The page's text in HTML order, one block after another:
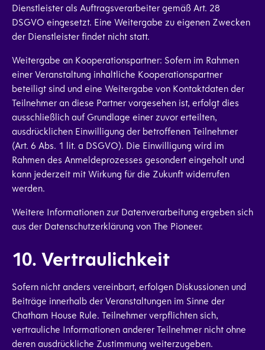
Dienstleister als Auftragsverarbeiter gemäß Art. 28
DSGVO eingesetzt. Eine Weitergabe zu eigenen Zwecken
der Dienstleister findet nicht statt.
Weitergabe an Kooperationspartner: Sofern im Rahmen
einer Veranstaltung inhaltliche Kooperationspartner
beteiligt sind und eine Weitergabe von Kontaktdaten der
Teilnehmer an diese Partner vorgesehen ist, erfolgt dies
ausschließlich auf Grundlage einer zuvor erteilten,
ausdrücklichen Einwilligung der betroffenen Teilnehmer
(Art. 6 Abs. 1 lit. a DSGVO). Die Einwilligung wird im
Rahmen des Anmeldeprozesses gesondert eingeholt und
kann jederzeit mit Wirkung für die Zukunft widerrufen
werden.
Weitere Informationen zur Datenverarbeitung ergeben sich
aus der Datenschutzerklärung von The Pioneer.
10. Vertraulichkeit
Sofern nicht anders vereinbart, erfolgen Diskussionen und
Beiträge innerhalb der Veranstaltungen im Sinne der
Chatham House Rule. Teilnehmer verpflichten sich,
vertrauliche Informationen anderer Teilnehmer nicht ohne
deren ausdrückliche Zustimmung weiterzugeben.